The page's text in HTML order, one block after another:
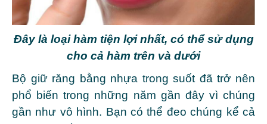
Đây là loại hàm tiện lợi nhất, có thể sử dụng
cho cả hàm trên và dưới
Bộ giữ răng bằng nhựa trong suốt đã trở nên
phổ biến trong những năm gần đây vì chúng
gần như vô hình. Bạn có thể đeo chúng kể cả